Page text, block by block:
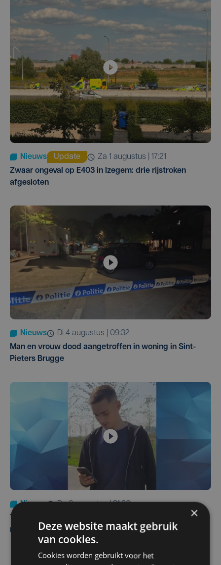
Nieuws Update
za 1 augustus | 17:21
Zwaar ongeval op E403 in Izegem: drie rijstroken
afgesloten
Nieuws
di 4 augustus | 09:32
Man en vrouw dood aangetroffen in woning in Sint-
Pieters Brugge
Nieuws
do 6 augustus | 21:30
Yaro (19), slachtoffer van vechtpartij, is na
maandenlange coma overleden
×
Deze website maakt gebruik
van cookies.
Cookies worden gebruikt voor het